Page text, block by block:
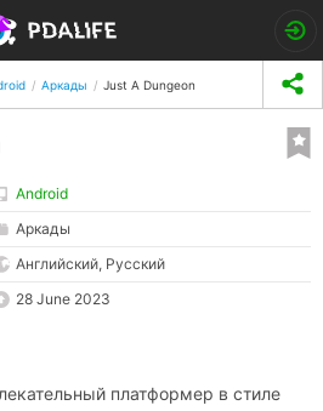
Аркады Just A Dungeon
Android
Аркады
Английский, Русский
28 June 2023
платформер в стиле